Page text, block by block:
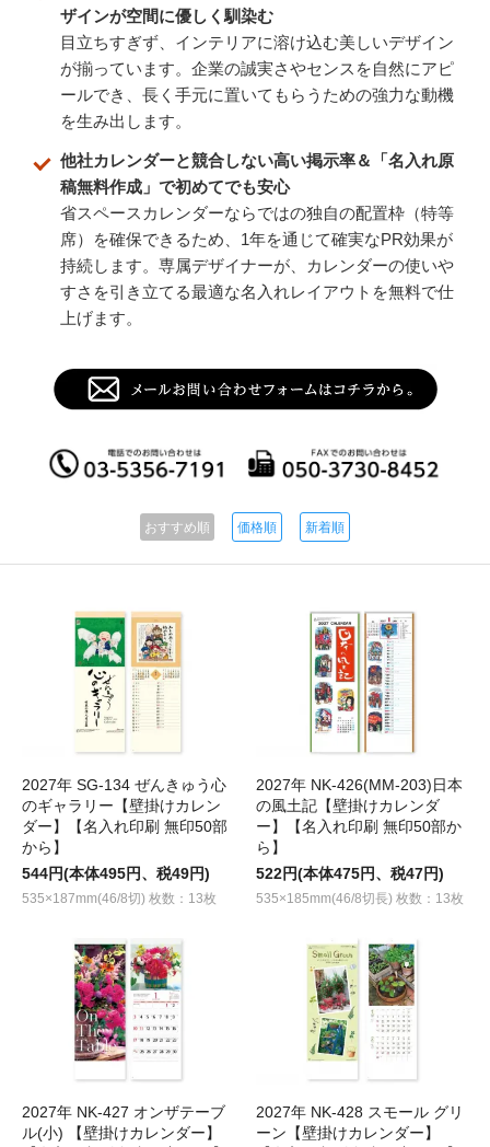
ザインが空間に優しく馴染む
目立ちすぎず、インテリアに溶け込む美しいデザイン
が揃っています。企業の誠実さやセンスを自然にアピ
ールでき、長く手元に置いてもらうための強力な動機
を生み出します。
他社カレンダーと競合しない高い掲示率＆「名入れ原
稿無料作成」で初めてでも安心
省スペースカレンダーならではの独自の配置枠（特等
席）を確保できるため、1年を通じて確実なPR効果が
持続します。専属デザイナーが、カレンダーの使いや
すさを引き立てる最適な名入れレイアウトを無料で仕
上げます。
おすすめ順 価格順 新着順
2027年 SG-134 ぜんきゅう心
のギャラリー【壁掛けカレン
ダー】【名入れ印刷 無印50部
から】
544円(本体495円、税49円)
535×187mm(46/8切) 枚数：13枚
2027年 NK-426(MM-203)日本
の風土記【壁掛けカレンダ
ー】【名入れ印刷 無印50部か
ら】
522円(本体475円、税47円)
535×185mm(46/8切長) 枚数：13枚
2027年 NK-427 オンザテーブ
ル(小) 【壁掛けカレンダー】
2027年 NK-428 スモール グリ
ーン【壁掛けカレンダー】